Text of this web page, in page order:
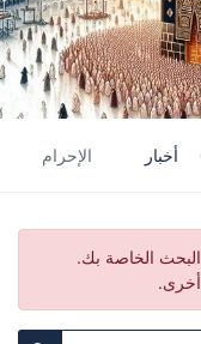
أخبار الإحرام
الخاصة بك.
أخرى.